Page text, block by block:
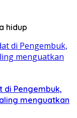
hidup
di Pengembuk,
menguatkan